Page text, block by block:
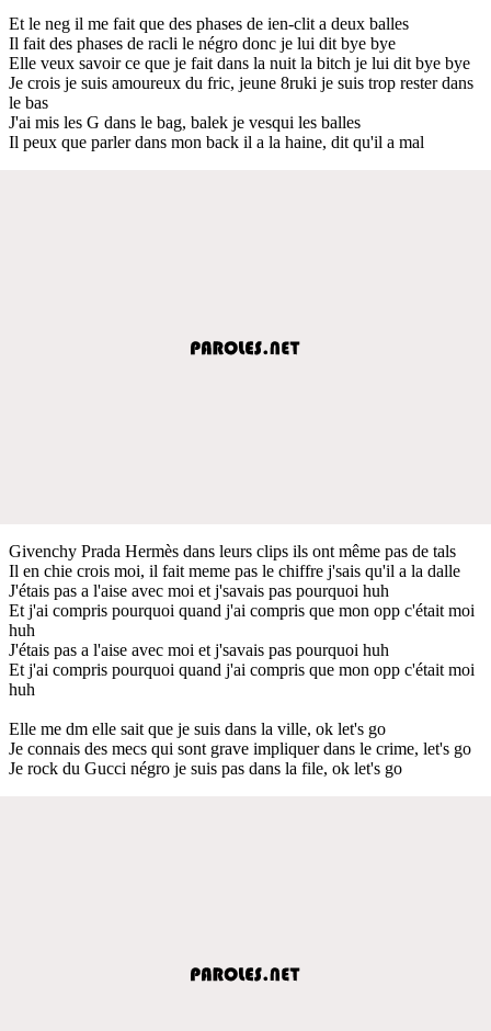
Et le neg il me fait que des phases de ien-clit a deux balles
Il fait des phases de racli le négro donc je lui dit bye bye
Elle veux savoir ce que je fait dans la nuit la bitch je lui dit bye bye
Je crois je suis amoureux du fric, jeune 8ruki je suis trop rester dans
le bas
J'ai mis les G dans le bag, balek je vesqui les balles
Il peux que parler dans mon back il a la haine, dit qu'il a mal
Givenchy Prada Hermès dans leurs clips ils ont même pas de tals
Il en chie crois moi, il fait meme pas le chiffre j'sais qu'il a la dalle
J'étais pas a l'aise avec moi et j'savais pas pourquoi huh
Et j'ai compris pourquoi quand j'ai compris que mon opp c'était moi
huh
J'étais pas a l'aise avec moi et j'savais pas pourquoi huh
Et j'ai compris pourquoi quand j'ai compris que mon opp c'était moi
huh
Elle me dm elle sait que je suis dans la ville, ok let's go
Je connais des mecs qui sont grave impliquer dans le crime, let's go
Je rock du Gucci négro je suis pas dans la file, ok let's go